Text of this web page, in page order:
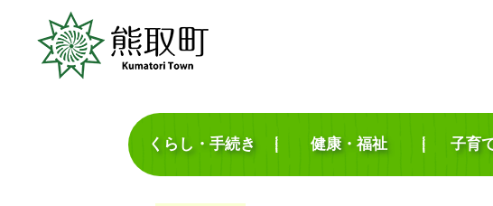
くらし・手続き 健康・福祉 子育